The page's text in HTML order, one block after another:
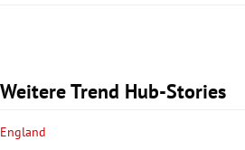
Weitere Trend Hub-Stories
England